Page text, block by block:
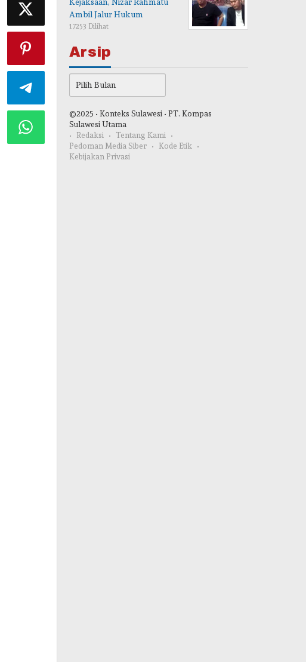
Kejaksaan, Nizar Rahmatu
Ambil Jalur Hukum
17253 Dilihat
Arsip
©2025 • Konteks Sulawesi • PT. Kompas
Sulawesi Utama
Redaksi
Tentang Kami
Pedoman Media Siber
Kode Etik
Kebijakan Privasi